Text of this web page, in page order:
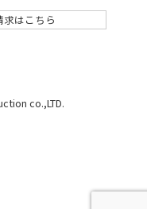
求はこちら
co.,LTD.